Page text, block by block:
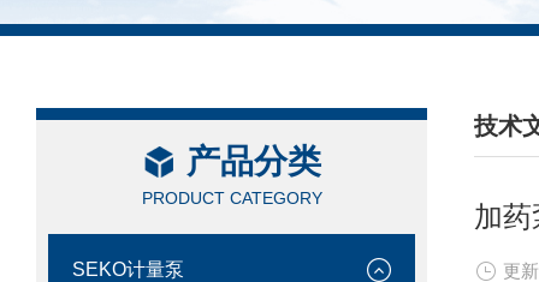
产品分类
PRODUCT CATEGORY
SEKO计量泵
技术
/
加
更